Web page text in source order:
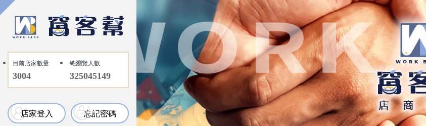
目前店家數量
3004
總瀏覽人數
325045149
店家登入 忘記密碼